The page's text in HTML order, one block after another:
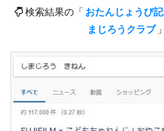
検索結果の「 おたんじょうび
まじろうクラブ